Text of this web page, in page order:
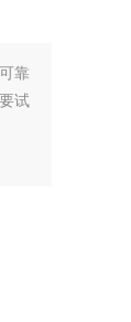
靠
试